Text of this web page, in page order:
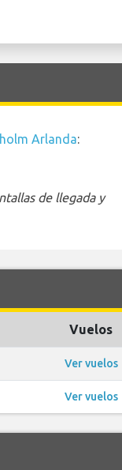
Arlanda:
de llegada y
Vuelos
Ver vuelos
Ver vuelos